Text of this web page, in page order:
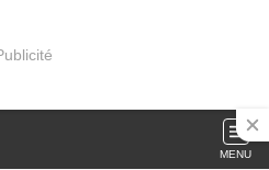
MENU